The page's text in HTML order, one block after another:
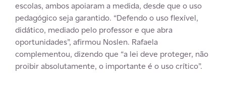
escolas, ambos apoiaram a medida, desde que o uso
pedagógico seja garantido. “Defendo o uso flexível,
didático, mediado pelo professor e que abra
oportunidades”, afirmou Noslen. Rafaela
complementou, dizendo que “a lei deve proteger, não
proibir absolutamente, o importante é o uso crítico”.